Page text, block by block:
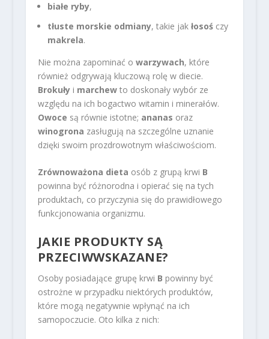
białe ryby,
tłuste morskie odmiany, takie jak łosośczy
makrela.
Nie można zapominać o warzywach, które
również odgrywają kluczową rolę w diecie.
Brokułyi marchewto doskonały wybór ze
względu na ich bogactwo witamin i minerałów.
Owoce są równie istotne; ananas oraz
winogrona zasługują na szczególne uznanie
dzięki swoim prozdrowotnym właściwościom.
Zrównoważona dieta osób z grupą krwi B
powinna być różnorodna i opierać się na tych
produktach, co przyczynia się do prawidłowego
funkcjonowania organizmu.
JAKIE PRODUKTY SĄ
PRZECIWWSKAZANE?
Osoby posiadające grupę krwi B powinny być
ostrożne w przypadku niektórych produktów,
które mogą negatywnie wpłynąć na ich
samopoczucie. Oto kilka z nich: